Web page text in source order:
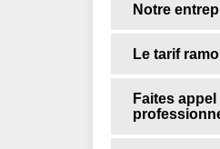
Notre
Le tarif
Faites